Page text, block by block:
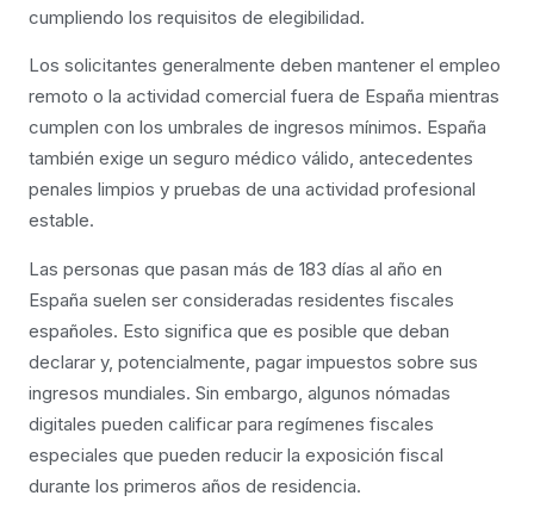
cumpliendo los requisitos de elegibilidad.
Los solicitantes generalmente deben mantener el empleo
remoto o la actividad comercial fuera de España mientras
cumplen con los umbrales de ingresos mínimos. España
también exige un seguro médico válido, antecedentes
penales limpios y pruebas de una actividad profesional
estable.
Las personas que pasan más de 183 días al año en
España suelen ser consideradas residentes fiscales
españoles. Esto significa que es posible que deban
declarar y, potencialmente, pagar impuestos sobre sus
ingresos mundiales. Sin embargo, algunos nómadas
digitales pueden calificar para regímenes fiscales
especiales que pueden reducir la exposición fiscal
durante los primeros años de residencia.